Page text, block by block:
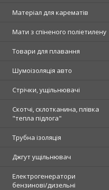
Матеріал для карематів
Мати з спіненого поліетилену
Товари для плавання
Шумоізоляція авто
Стрічки, ущільнювачі
Скотчі, склотканина, плівка
"тепла підлога"
Трубна ізоляція
Джгут ущільнювач
Електрогенератори
бензинові/дизельні